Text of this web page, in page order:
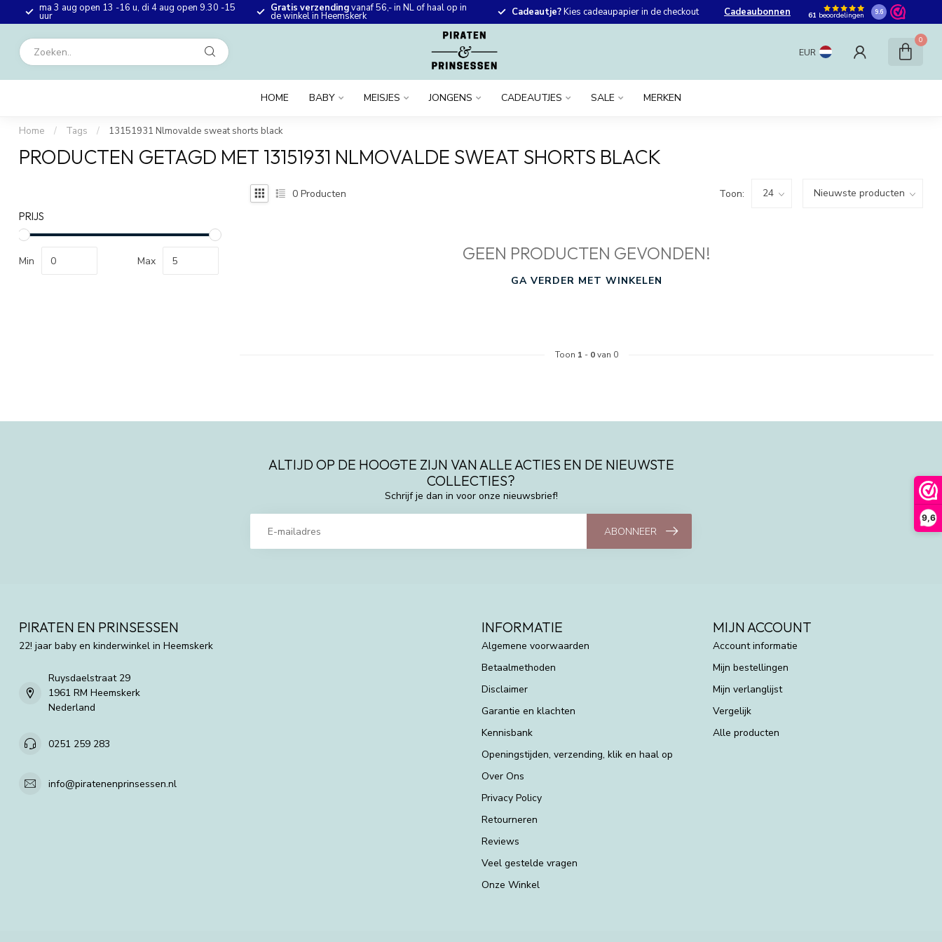
9,6
ma 3 aug open 13 -16 u, di 4 aug open 9.30 -15
uur
Gratis verzendingvanaf 56,- in NL of haal op in
de winkel in Heemskerk Cadeautje?Kies cadeaupapier in de checkout Cadeaubonnen 61 beoordelingen 9.6
EUR
0
HOME BABY MEISJES JONGENS CADEAUTJES SALE MERKEN
Home / Tags / 13151931 Nlmovalde sweat shorts black
PRODUCTEN GETAGD MET 13151931 NLMOVALDE SWEAT SHORTS BLACK
PRIJS
Min Max
0 Producten Toon:
GEEN PRODUCTEN GEVONDEN!
GA VERDER MET WINKELEN
Toon 1 - 0van 0
ALTIJD OP DE HOOGTE ZIJN VAN ALLE ACTIES EN DE NIEUWSTE
COLLECTIES?
Schrijf je dan in voor onze nieuwsbrief!
ABONNEER
PIRATEN EN PRINSESSEN
22! jaar baby en kinderwinkel in Heemskerk
Ruysdaelstraat 29
1961 RM Heemskerk
Nederland
0251 259 283
info@piratenenprinsessen.nl
INFORMATIE
Algemene voorwaarden
Betaalmethoden
Disclaimer
Garantie en klachten
Kennisbank
Openingstijden, verzending, klik en haal op
Over Ons
Privacy Policy
Retourneren
Reviews
Veel gestelde vragen
Onze Winkel
MIJN ACCOUNT
Account informatie
Mijn bestellingen
Mijn verlanglijst
Vergelijk
Alle producten